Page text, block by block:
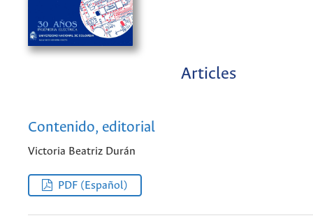
Articles
Contenido, editorial
Victoria Beatriz Durán
PDF (Español)